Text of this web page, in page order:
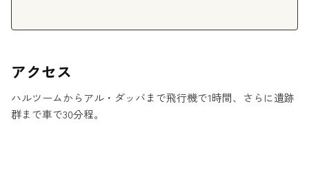
アクセス
ハルツームからアル・ダッバまで飛行機で1時間、さらに遺跡
群まで車で30分程。